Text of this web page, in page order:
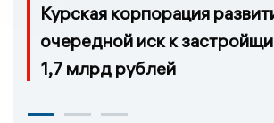
Курская корпорация
очередной иск к
1,7 млрд рублей